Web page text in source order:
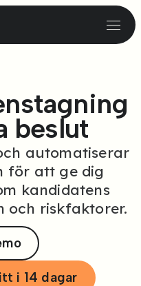
beslut
automatiserar
för att ge dig
kandidatens
och riskfaktorer.
i 14 dagar